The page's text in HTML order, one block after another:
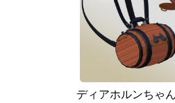
ディアホルンちゃ